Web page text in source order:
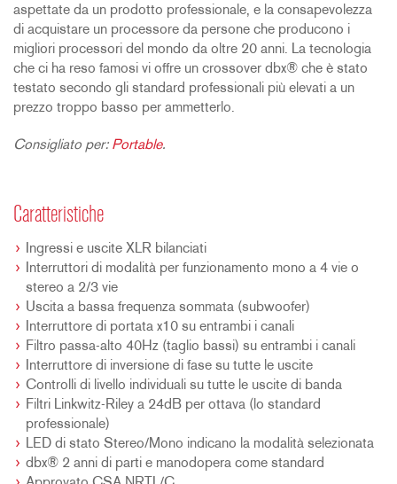
aspettate da un prodotto professionale, e la consapevolezza
di acquistare un processore da persone che producono i
migliori processori del mondo da oltre 20 anni. La tecnologia
che ci ha reso famosi vi offre un crossover dbx® che è stato
testato secondo gli standard professionali più elevati a un
prezzo troppo basso per ammetterlo.
Consigliato per: Portable.
Caratteristiche
Ingressi e uscite XLR bilanciati
Interruttori di modalità per funzionamento mono a 4 vie o
stereo a 2/3 vie
Uscita a bassa frequenza sommata (subwoofer)
Interruttore di portata x10 su entrambi i canali
Filtro passa-alto 40Hz (taglio bassi) su entrambi i canali
Interruttore di inversione di fase su tutte le uscite
Controlli di livello individuali su tutte le uscite di banda
Filtri Linkwitz-Riley a 24dB per ottava (lo standard
professionale)
LED di stato Stereo/Mono indicano la modalità selezionata
dbx® 2 anni di parti e manodopera come standard